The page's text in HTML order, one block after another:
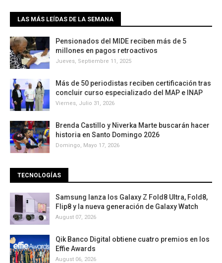
LAS MÁS LEÍDAS DE LA SEMANA
Pensionados del MIDE reciben más de 5
millones en pagos retroactivos
Jueves, Septiembre 11, 2025
Más de 50 periodistas reciben certificación tras
concluir curso especializado del MAP e INAP
Viernes, Julio 31, 2026
Brenda Castillo y Niverka Marte buscarán hacer
historia en Santo Domingo 2026
Domingo, Mayo 17, 2026
TECNOLOGÍAS
Samsung lanza los Galaxy Z Fold8 Ultra, Fold8,
Flip8 y la nueva generación de Galaxy Watch
August 07, 2026
Qik Banco Digital obtiene cuatro premios en los
Effie Awards
August 06, 2026